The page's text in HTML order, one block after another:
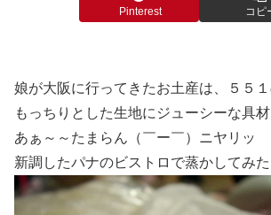
Pinterest コピ
娘が大阪に行ってきたお土産は、５５
もっちりとした生地にジューシーな具材
あぁ～～たまらん（￣ー￣）ニヤリッ
新調したパナのビストロで蒸かしてみた